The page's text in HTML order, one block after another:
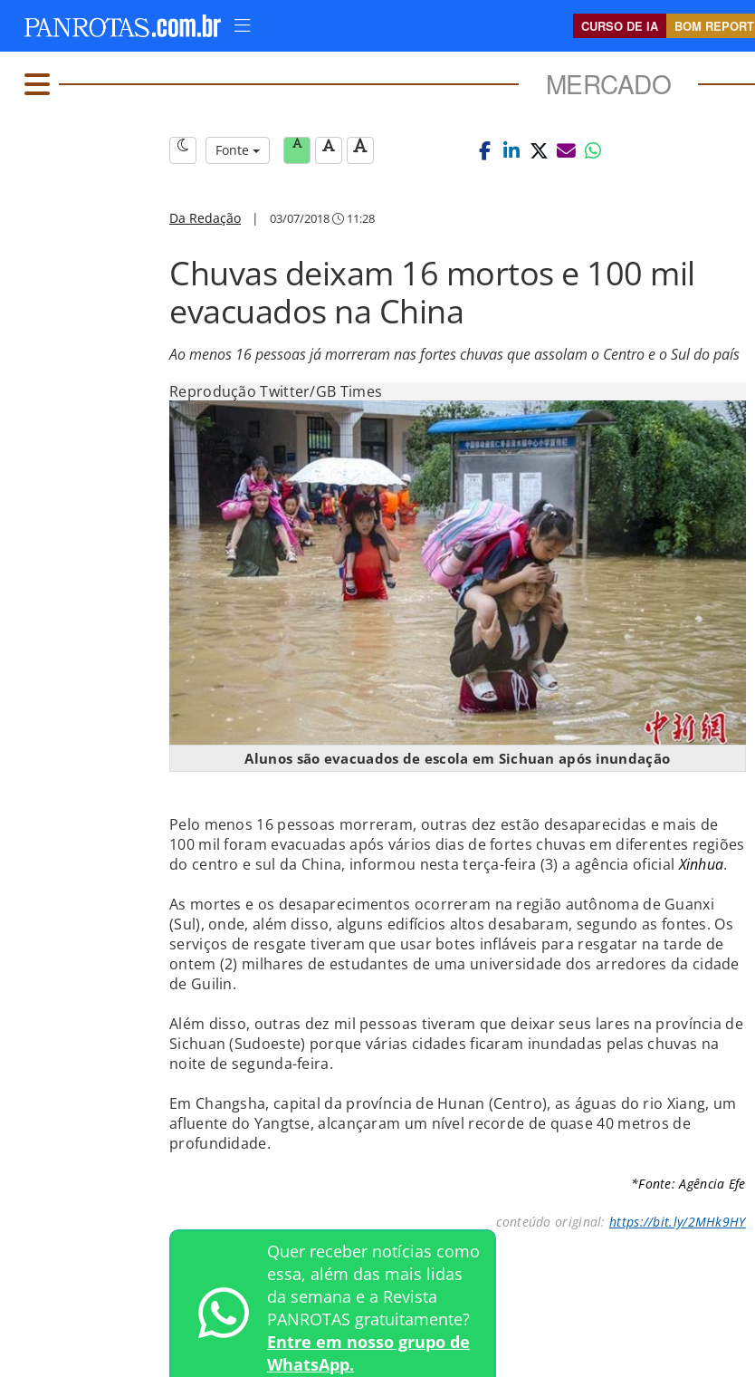
CURSO DE IA BOM REPORT
MERCADO
Fonte
Da Redação | 03/07/2018 11:28
Chuvas deixam 16 mortos e 100 mil
evacuados na China
Ao menos 16 pessoas já morreram nas fortes chuvas que assolam o Centro e o Sul do país
Reprodução Twitter/GB Times
Alunos são evacuados de escola em Sichuan após inundação
Pelo menos 16 pessoas morreram, outras dez estão desaparecidas e mais de
100 mil foram evacuadas após vários dias de fortes chuvas em diferentes regiões
do centro e sul da China, informou nesta terça-feira (3) a agência oficialXinhua.
As mortes e os desaparecimentos ocorreram na região autônoma de Guanxi
(Sul), onde, além disso, alguns edifícios altos desabaram, segundo as fontes. Os
serviços de resgate tiveram que usar botes infláveis para resgatar na tarde de
ontem (2) milhares de estudantes de uma universidade dos arredores da cidade
de Guilin.
Além disso, outras dez mil pessoas tiveram que deixar seus lares na província de
Sichuan (Sudoeste) porque várias cidades ficaram inundadas pelas chuvas na
noite de segunda-feira.
Em Changsha, capital da província de Hunan (Centro), as águas do rio Xiang, um
afluente do Yangtse, alcançaram um nível recorde de quase 40 metros de
profundidade.
*Fonte: Agência Efe
conteúdo original:https://bit.ly/2MHk9HY
Quer receber notícias como
essa, além das mais lidas
da semana e a Revista
PANROTAS gratuitamente?
Entre em nosso grupo de
WhatsApp.